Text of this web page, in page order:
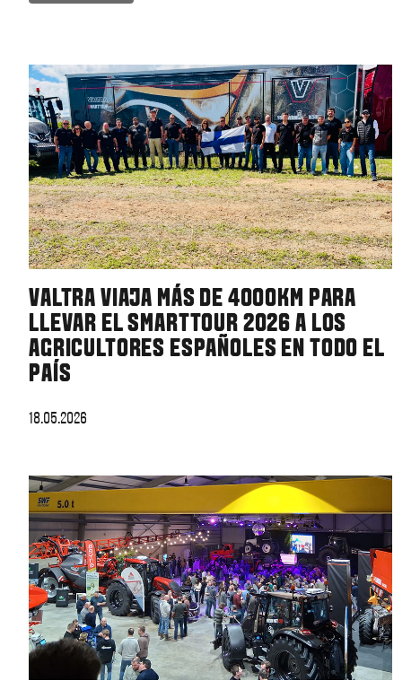
VALTRA VIAJA MÁS DE 4000KM PARA
LLEVAR EL SMARTTOUR 2026 A LOS
AGRICULTORES ESPAÑOLES EN TODO EL
PAÍS
18.05.2026